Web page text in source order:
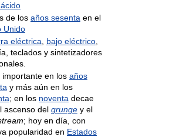
de los años sesenta en el
Unido
eléctrica bajo eléctrico
teclados y sintetizadores
importante en los años
y más aún en los
; en los noventa decae
ascenso del grunge y el
; hoy en día, con
popularidad en Estados